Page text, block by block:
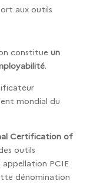
aux outils
constitue un
.
mondial du
Certification of
outils
appellation PCIE
dénomination